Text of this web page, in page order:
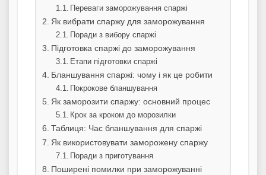
Переваги заморожування спаржі
Як вибрати спаржу для заморожування
Поради з вибору спаржі
Підготовка спаржі до заморожування
Етапи підготовки спаржі
Бланшування спаржі: чому і як це робити
Покрокове бланшування
Як заморозити спаржу: основний процес
Крок за кроком до морозилки
Таблиця: Час бланшування для спаржі
Як використовувати заморожену спаржу
Поради з приготування
Поширені помилки при заморожуванні